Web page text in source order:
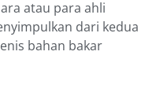
atau para ahli
dari kedua
bahan bakar